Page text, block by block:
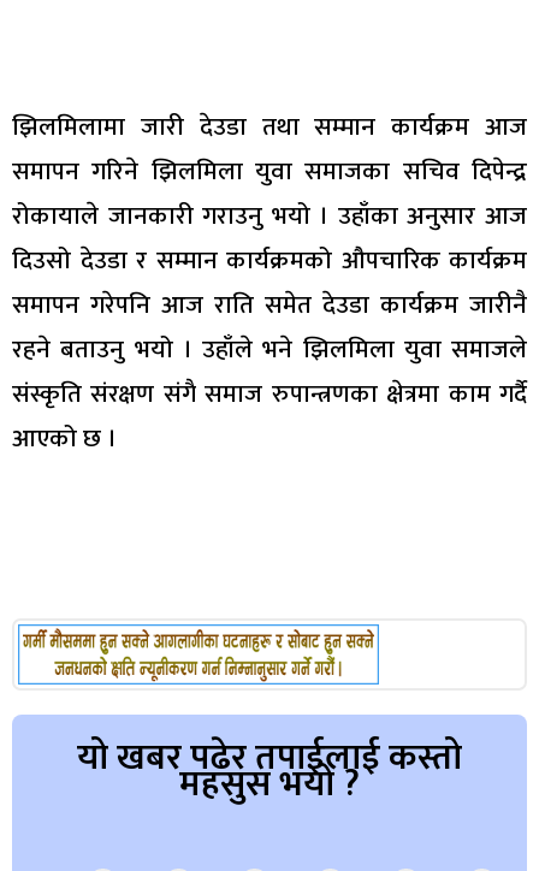
झिलमिलामा जारी देउडा तथा सम्मान कार्यक्रम आज
समापन गरिने झिलमिला युवा समाजका सचिव दिपेन्द्र
रोकायाले जानकारी गराउनु भयो । उहाँका अनुसार आज
दिउसो देउडा र सम्मान कार्यक्रमको औपचारिक कार्यक्रम
समापन गरेपनि आज राति समेत देउडा कार्यक्रम जारीनै
रहने बताउनु भयो । उहाँले भने झिलमिला युवा समाजले
संस्कृति संरक्षण संगै समाज रुपान्त्रणका क्षेत्रमा काम गर्दै
आएको छ ।
यो खबर पढेर तपाईलाई कस्तो
महसुस भयो ?